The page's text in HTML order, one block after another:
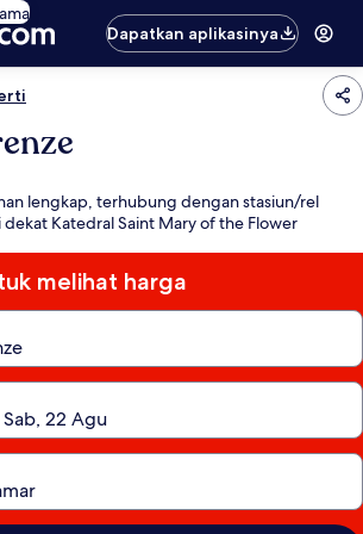
Dapatkan aplikasinya
lengkap, terhubung dengan stasiun/rel
Katedral Saint Mary of the Flower
melihat harga